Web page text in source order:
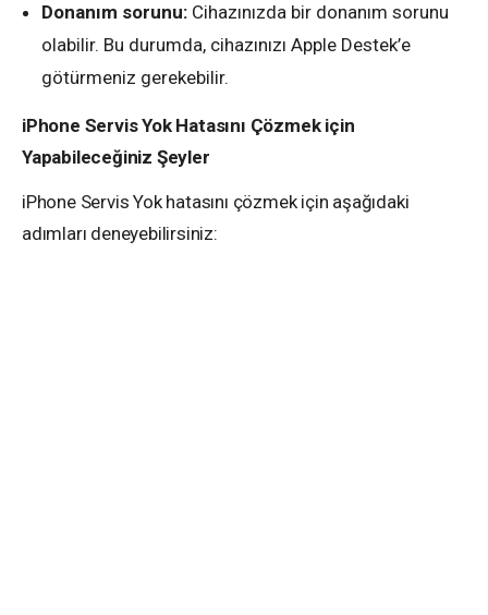
Donanım sorunu: Cihazınızda bir donanım sorunu
olabilir. Bu durumda, cihazınızı Apple Destek’e
götürmeniz gerekebilir.
iPhone Servis Yok Hatasını Çözmek için
Yapabileceğiniz Şeyler
iPhone Servis Yok hatasını çözmek için aşağıdaki
adımları deneyebilirsiniz: